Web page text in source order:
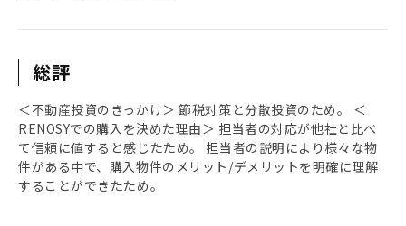
総評
＜不動産投資のきっかけ＞ 節税対策と分散投資のため。 ＜
RENOSYでの購入を決めた理由＞ 担当者の対応が他社と比べ
て信頼に値すると感じたため。 担当者の説明により様々な物
件がある中で、購入物件のメリット/デメリットを明確に理解
することができたため。